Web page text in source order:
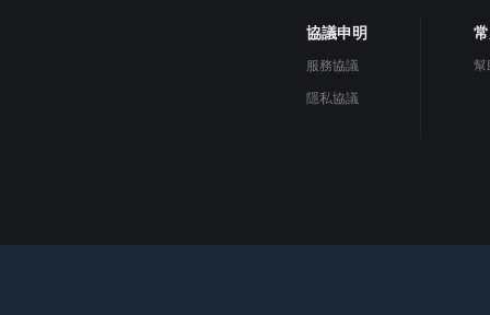
協議申明
服務協議
隱私協議
幫